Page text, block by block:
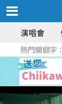
演唱會
熱門關鍵字：